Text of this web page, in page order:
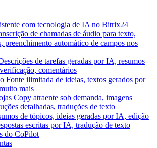
com tecnologia de IA no Bitrix24
de chamadas de áudio para texto,
preenchimento automático de campos nos
de tarefas geradas por IA, resumos
comentários
Fonte ilimitada de ideias, textos gerados por
mais
Copy atraente sob demanda, imagens
detalhadas, traduções de texto
de tópicos, ideias geradas por IA, edição
escritas por IA, tradução de texto
do CoPilot